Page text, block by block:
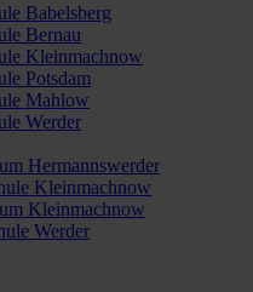
Babelsberg
Bernau
Kleinmachnow
Potsdam
Mahlow
Werder
Hermannswerder
Kleinmachnow
Kleinmachnow
Werder